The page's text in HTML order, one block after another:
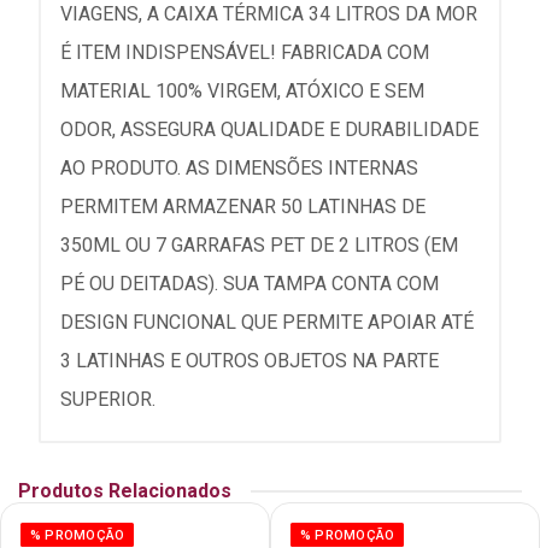
VIAGENS, A CAIXA TÉRMICA 34 LITROS DA MOR
É ITEM INDISPENSÁVEL! FABRICADA COM
MATERIAL 100% VIRGEM, ATÓXICO E SEM
ODOR, ASSEGURA QUALIDADE E DURABILIDADE
AO PRODUTO. AS DIMENSÕES INTERNAS
PERMITEM ARMAZENAR 50 LATINHAS DE
350ML OU 7 GARRAFAS PET DE 2 LITROS (EM
PÉ OU DEITADAS). SUA TAMPA CONTA COM
DESIGN FUNCIONAL QUE PERMITE APOIAR ATÉ
3 LATINHAS E OUTROS OBJETOS NA PARTE
SUPERIOR.
Produtos Relacionados
% PROMOÇÃO % PROMOÇÃO